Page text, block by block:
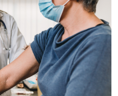
для исследования стали
в феврале,
отметила, что в России
менее успешной, чем во
прививку хотя
36% населения, это
странах или,
Азии.